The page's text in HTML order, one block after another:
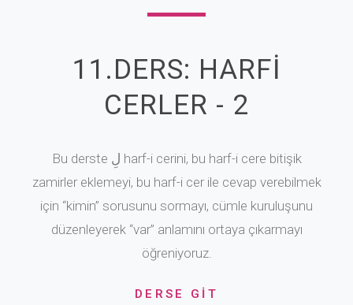
11.DERS: HARFİ
CERLER - 2
Bu derste لِ harf-i cerini, bu harf-i cere bitişik
zamirler eklemeyi, bu harf-i cer ile cevap verebilmek
için “kimin” sorusunu sormayı, cümle kuruluşunu
düzenleyerek “var” anlamını ortaya çıkarmayı
öğreniyoruz.
DERSE GİT